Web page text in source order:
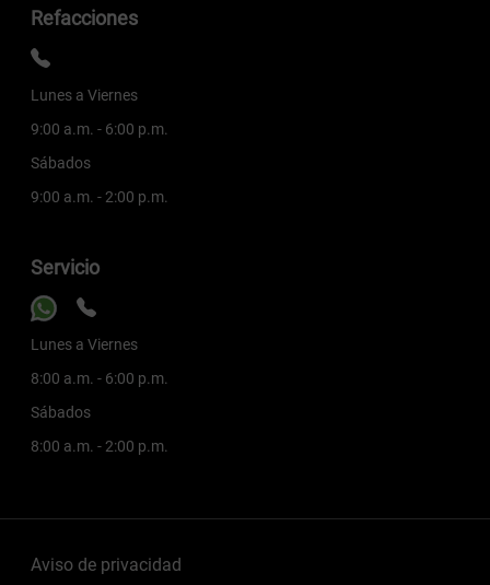
Refacciones
Lunes a Viernes
9:00 a.m. - 6:00 p.m.
Sábados
9:00 a.m. - 2:00 p.m.
Servicio
Lunes a Viernes
8:00 a.m. - 6:00 p.m.
Sábados
8:00 a.m. - 2:00 p.m.
Aviso de privacidad